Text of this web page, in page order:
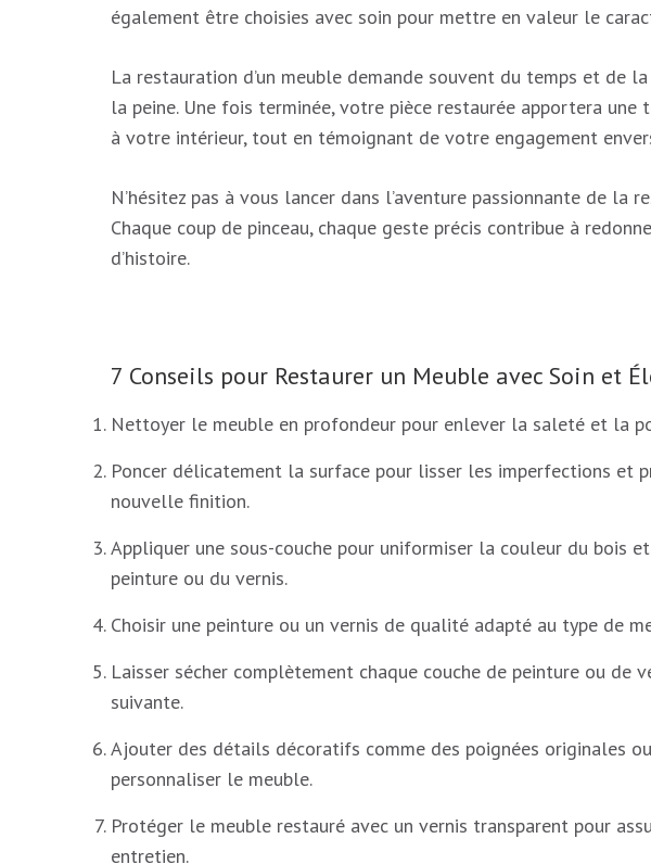
également être choisies avec soin pour mettre en valeur le
La restauration d’un meuble demande souvent du temps et de
la peine. Une fois terminée, votre pièce restaurée apportera une
à votre intérieur, tout en témoignant de votre engagement
N’hésitez pas à vous lancer dans l’aventure passionnante de la
Chaque coup de pinceau, chaque geste précis contribue à
d’histoire.
7 Conseils pour Restaurer un Meuble avec Soin et
Nettoyer le meuble en profondeur pour enlever la saleté et la
Poncer délicatement la surface pour lisser les imperfections et
nouvelle finition.
Appliquer une sous-couche pour uniformiser la couleur du bois
peinture ou du vernis.
Choisir une peinture ou un vernis de qualité adapté au type de
Laisser sécher complètement chaque couche de peinture ou de
suivante.
Ajouter des détails décoratifs comme des poignées originales
personnaliser le meuble.
Protéger le meuble restauré avec un vernis transparent pour
entretien.